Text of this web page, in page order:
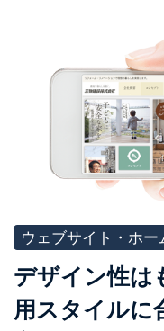
ウェブサイト・ホー
デザイン性は
用スタイルに